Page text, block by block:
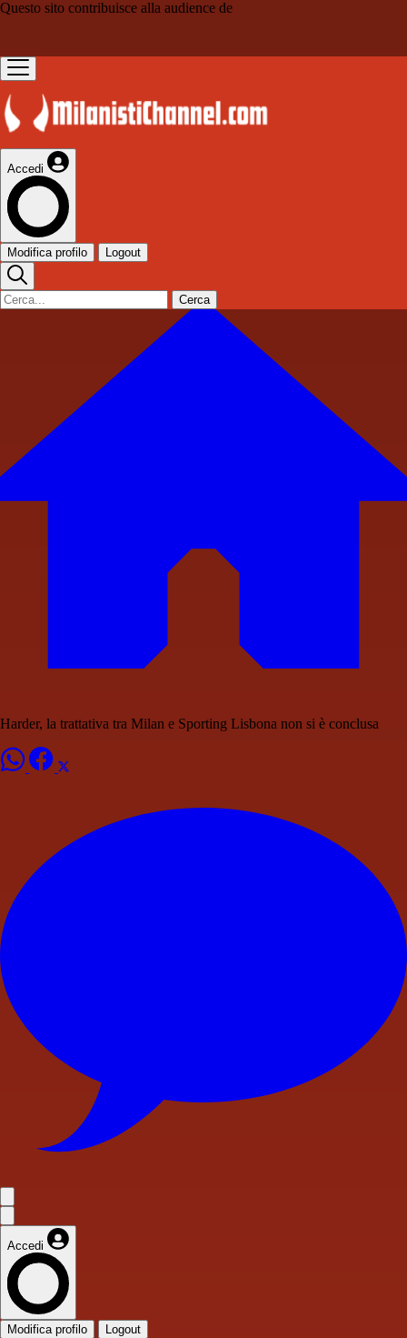
Questo sito contribuisce alla audience de
Accedi
Modifica profilo Logout
Cerca
Harder, la trattativa tra Milan e Sporting Lisbona non si è conclusa
Accedi
Modifica profilo Logout